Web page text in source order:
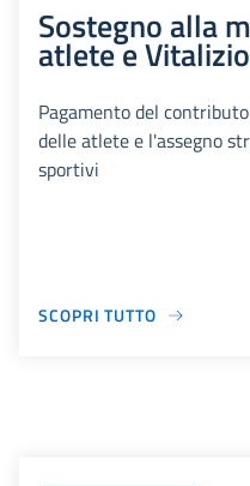
Sostegno alla
atlete e
Pagamento del
delle atlete e l'assegno
sportivi
SCOPRI TUTTO